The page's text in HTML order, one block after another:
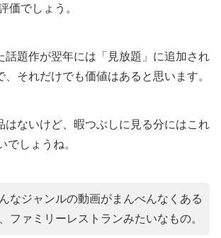
価でしょう。
話題作が翌年には「見放題」に追加され
、それだけでも価値はあると思います。
はないけど、暇つぶしに見る分にはこれ
でしょうね。
なジャンルの動画がまんべんなくある
ファミリーレストランみたいなもの。